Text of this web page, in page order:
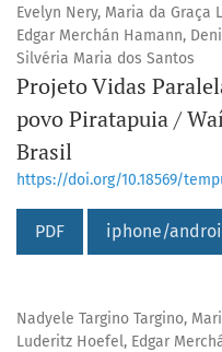
Evelyn Nery, Maria da Graça
Edgar Merchán Hamann,
Silvéria Maria dos Santos
Projeto Vidas
povo Piratapuia /
Brasil
https://doi.org/10.18569/
PDF iphone/
Nadyele Targino Targino,
Luderitz Hoefel, Edgar